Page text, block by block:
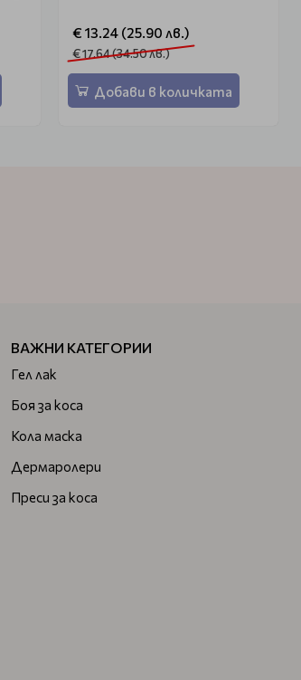
€ 13.24 (25.90 лв.)
€ 17.64 (34.50 лв.)
Добави в количката
ВАЖНИ КАТЕГОРИИ
Гел лак
Боя за коса
Кола маска
Дермаролери
Преси за коса